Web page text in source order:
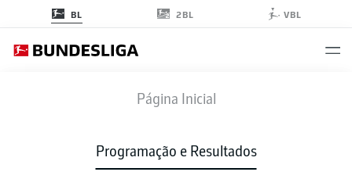
BL 2BL VBL
Página Inicial
Programação e Resultados
FCA BMG